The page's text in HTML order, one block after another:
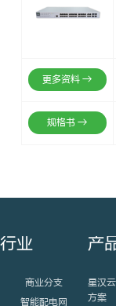
更多资料 →
规格书 →
行业
商业分支
智能配电网
产
星汉
方案